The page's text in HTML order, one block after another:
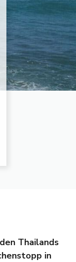
Thailands
in